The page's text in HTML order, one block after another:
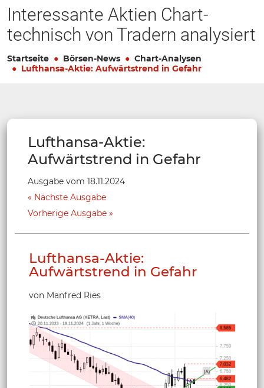
Interessante Aktien Chart-
technisch von Tradern analysiert
Startseite Börsen-News
Chart-Analysen
Lufthansa-Aktie: Aufwärtstrend in Gefahr
Lufthansa-Aktie:
Aufwärtstrend in Gefahr
Ausgabe vom 18.11.2024
Nächste Ausgabe
Vorherige Ausgabe
Lufthansa-Aktie:
Aufwärtstrend in Gefahr
von Manfred Ries